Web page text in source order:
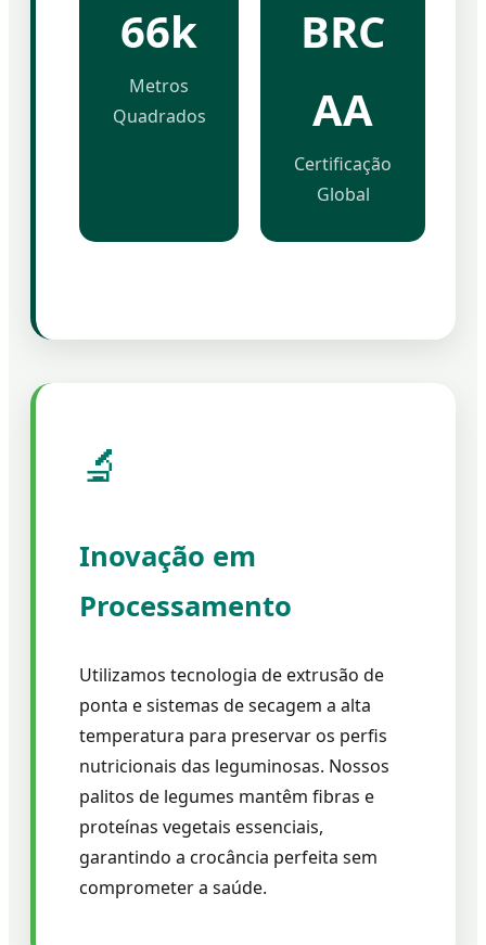
66k
Metros
Quadrados
BRC
AA
Certificação
Global
🔬
Inovação em
Processamento
Utilizamos tecnologia de extrusão de
ponta e sistemas de secagem a alta
temperatura para preservar os perfis
nutricionais das leguminosas. Nossos
palitos de legumes mantêm fibras e
proteínas vegetais essenciais,
garantindo a crocância perfeita sem
comprometer a saúde.